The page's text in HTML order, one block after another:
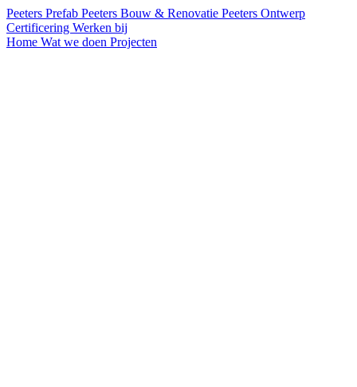
Peeters Prefab Peeters Bouw & Renovatie Peeters Ontwerp
Certificering Werken bij
Home Wat we doen Projecten